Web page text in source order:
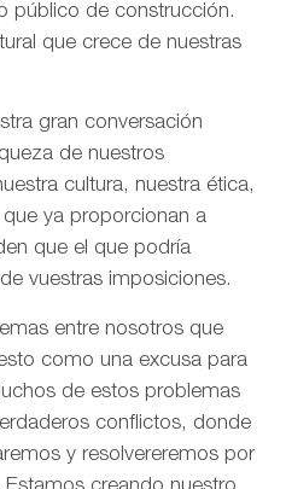
público de construcción.
que crece de nuestras
gran conversación
de nuestros
cultura, nuestra ética,
ya proporcionan a
que el que podría
vuestras imposiciones.
entre nosotros que
como una excusa para
de estos problemas
conflictos, donde
y resolvereremos por